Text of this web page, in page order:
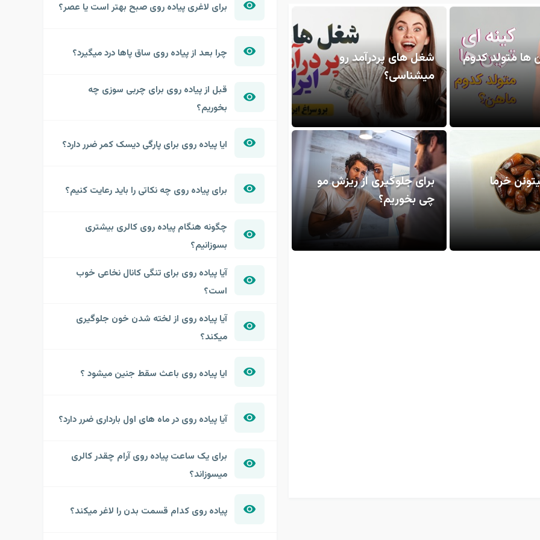
ها متولد کدوم
شغل های پردرآمد رو
میشناسی؟
خرما
برای جلوگیری از ریزش مو
چی بخوریم؟
برای لاغری پیاده روی صبح بهتر است یا عصر؟
چرا بعد از پیاده روی ساق پاها درد میگیرد؟
قبل از پیاده روی برای چربی سوزی چه
بخوریم؟
ایا پیاده روی برای پارگی دیسک کمر ضرر دارد؟
برای پیاده روی چه نکاتی را باید رعایت کنیم؟
چگونه هنگام پیاده روی کالری بیشتری
بسوزانیم؟
آیا پیاده روی برای تنگی کانال نخاعی خوب
است؟
آیا پیاده روی از لخته شدن خون جلوگیری
میکند؟
ایا پیاده روی باعث سقط جنین میشود ؟
آیا پیاده روی در ماه های اول بارداری ضرر دارد؟
برای یک ساعت پیاده روی آرام چقدر کالری
میسوزاند؟
پیاده روی کدام قسمت بدن را لاغر میکند؟